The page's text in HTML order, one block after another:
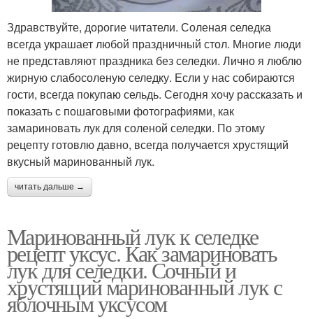
Здравствуйте, дорогие читатели. Соленая селедка
всегда украшает любой праздничный стол. Многие люди
не представляют праздника без селедки. Лично я люблю
жирную слабосоленую селедку. Если у нас собираются
гости, всегда покупаю сельдь. Сегодня хочу рассказать и
показать с пошаговыми фотографиями, как
замариновать лук для соленой селедки. По этому
рецепту готовлю давно, всегда получается хрустящий
вкусный маринованный лук.
читать дальше →
Маринованный лук к селедке
рецепт уксус. Как замариновать
лук для селедки. Сочный и
хрустящий маринованный лук с
яблочным уксусом